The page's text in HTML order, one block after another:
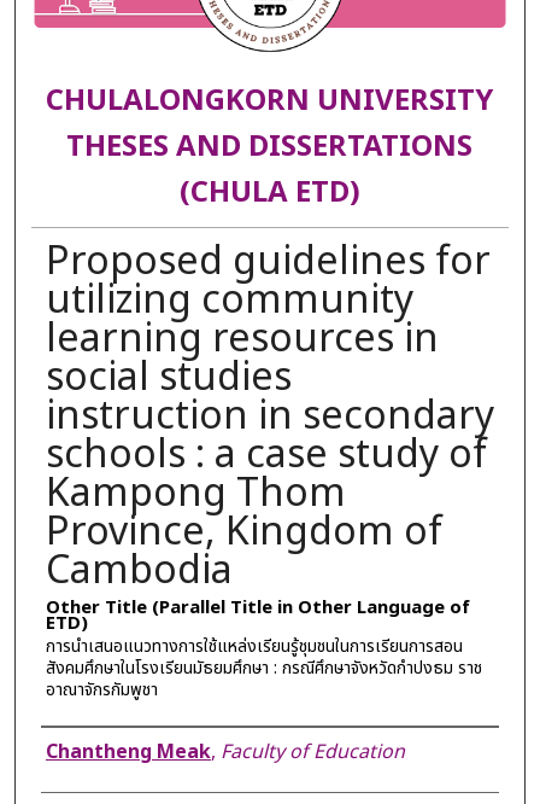
CHULALONGKORN UNIVERSITY
THESES AND DISSERTATIONS
(CHULA ETD)
Proposed guidelines for
utilizing community
learning resources in
social studies
instruction in secondary
schools : a case study of
Kampong Thom
Province, Kingdom of
Cambodia
Other Title (Parallel Title in Other Language of
ETD)
การนำเสนอแนวทางการใช้แหล่งเรียนรู้ชุมชนในการเรียนการสอน
สังคมศึกษาในโรงเรียนมัธยมศึกษา : กรณีศึกษาจังหวัดกำปงธม ราช
อาณาจักรกัมพูชา
Author
Chantheng Meak, Faculty of Education